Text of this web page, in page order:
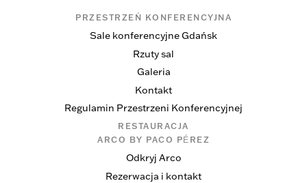
PRZESTRZEŃ KONFERENCYJNA
Sale konferencyjne Gdańsk
Rzuty sal
Galeria
Kontakt
Regulamin Przestrzeni Konferencyjnej
RESTAURACJA
ARCO BY PACO PÉREZ
Odkryj Arco
Rezerwacja i kontakt